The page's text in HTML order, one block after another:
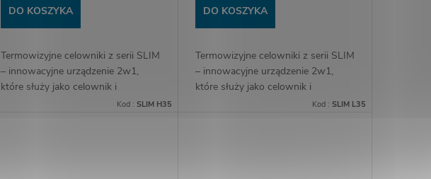
DO KOSZYKA
Termowizyjne celowniki z serii SLIM
– innowacyjne urządzenie 2w1,
które służy jako celownik i
Kod : SLIM H35
DO KOSZYKA
Termowizyjne celowniki z serii SLIM
– innowacyjne urządzenie 2w1,
które służy jako celownik i
Kod : SLIM L35